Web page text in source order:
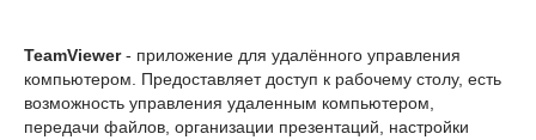
TeamViewer- приложение для удалённого управления
компьютером. Предоставляет доступ к рабочему столу, есть
возможность управления удаленным компьютером,
передачи файлов, организации презентаций, настройки